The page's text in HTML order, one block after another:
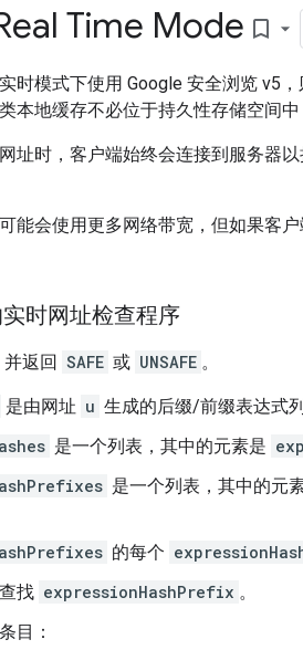
Time Mode bookmark_border
时模式下使用 Google 安全浏览 v5
本地缓存不必位于持久性存储空间
址时，客户端始终会连接到服务器
能会使用更多网络带宽，但如果客
时网址检查程序
并返回 SAFE 或 UNSAFE 。
是由网址 u 生成的后缀/前缀表达式列
是一个列表，其中的元素是
是一个列表，其中的元
的每个
找 expressionHashPrefix 。
目：